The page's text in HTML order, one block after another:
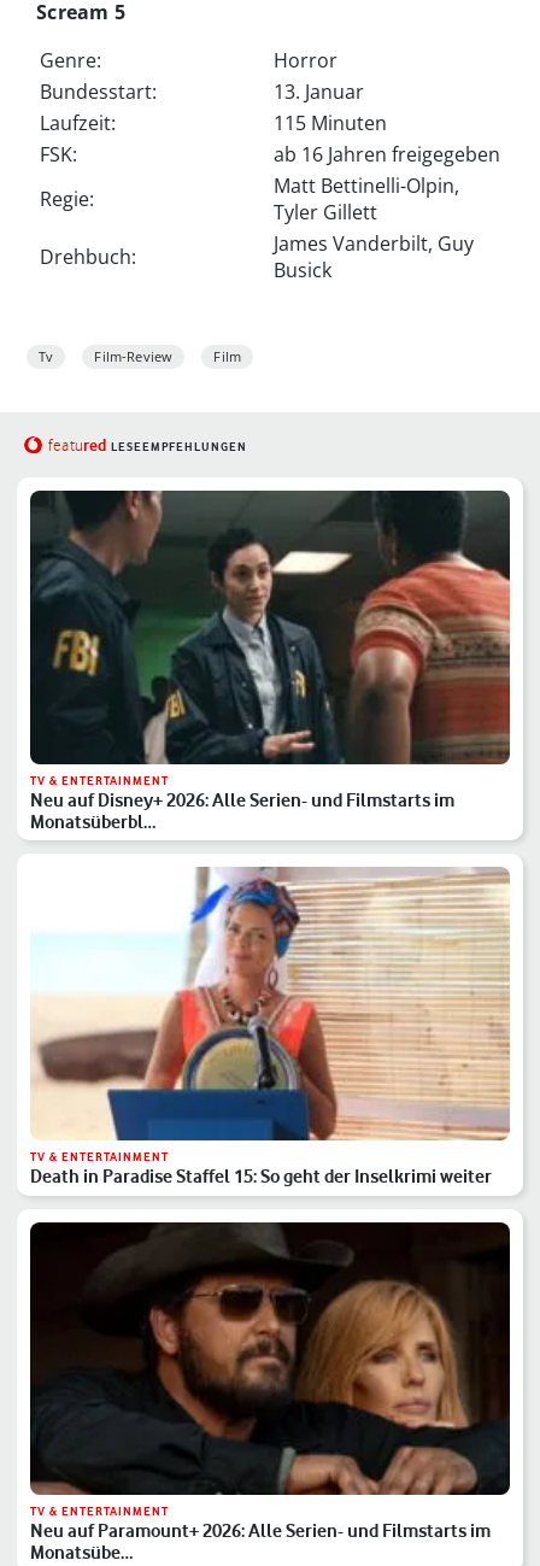
Scream 5
Genre:
Horror
Bundesstart:
13. Januar
Laufzeit:
115 Minuten
FSK:
ab 16 Jahren freigegeben
Regie:
Matt Bettinelli-Olpin,
Tyler Gillett
Drehbuch:
James Vanderbilt, Guy
Busick
Tv Film-Review Film
featured LESEEMPFEHLUNGEN
TV & ENTERTAINMENT
Neu auf Disney+ 2026: Alle Serien- und Filmstarts im
Monatsüberbl…
TV & ENTERTAINMENT
Death in Paradise Staffel 15: So geht der Inselkrimi weiter
TV & ENTERTAINMENT
Neu auf Paramount+ 2026: Alle Serien- und Filmstarts im
Monatsübe…